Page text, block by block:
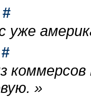
#
уже
#
»